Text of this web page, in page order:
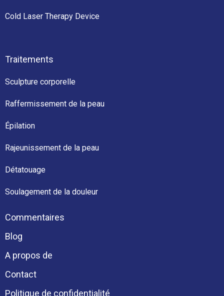
Cold Laser Therapy Device
Traitements
Sculpture corporelle
Raffermissement de la peau
Épilation
Rajeunissement de la peau
Détatouage
Soulagement de la douleur
Commentaires
Blog
A propos de
Contact
Politique de confidentialité